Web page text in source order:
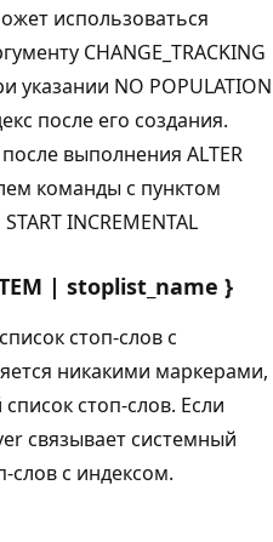
использоваться
CHANGE_TRACKING
указании NO POPULATION
после его создания.
выполнения ALTER
команды с пунктом
INCREMENTAL
| stoplist_name }
стоп-слов с
никакими маркерами,
стоп-слов. Если
связывает системный
слов с индексом.